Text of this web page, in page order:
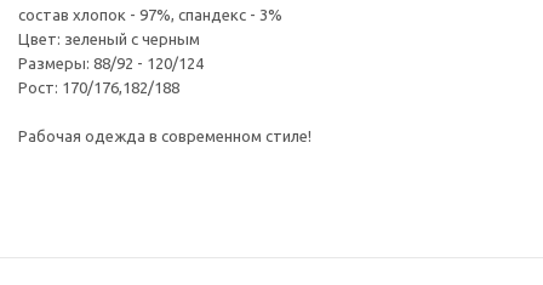
состав хлопок - 97%, спандекс - 3%
Цвет: зеленый с черным
Размеры: 88/92 - 120/124
Рост: 170/176,182/188
Рабочая одежда в современном стиле!